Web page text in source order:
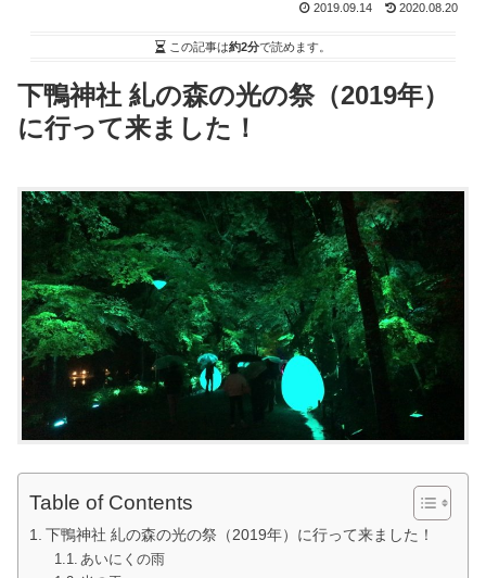
2019.09.14 2020.08.20
この記事は約2分で読めます。
下鴨神社 糺の森の光の祭（2019年）
に行って来ました！
Table of Contents
下鴨神社 糺の森の光の祭（2019年）に行って来ました！
あいにくの雨